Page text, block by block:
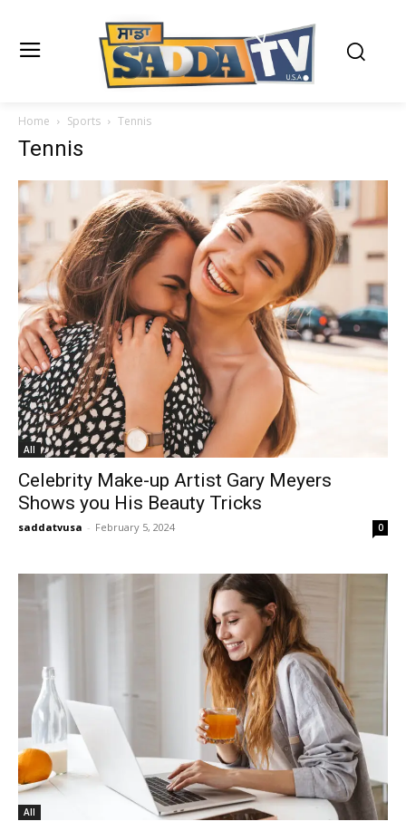
Home Sports Tennis
Tennis
All
Celebrity Make-up Artist Gary Meyers
Shows you His Beauty Tricks
saddatvusa - February 5, 2024 0
All